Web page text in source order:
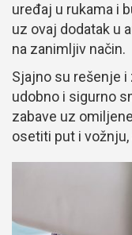
uređaj u rukama i
uz ovaj dodatak u
na zanimljiv način.
Sjajno su rešenje
udobno i sigurno
zabave uz
osetiti put i